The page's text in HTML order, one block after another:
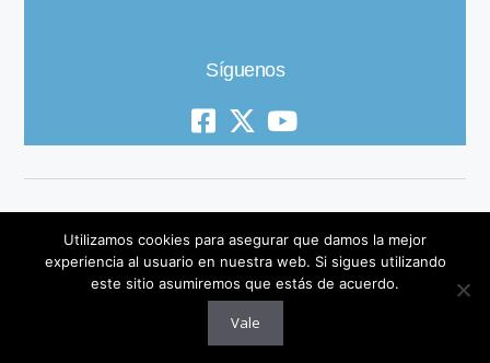
Síguenos
© 2019 All Rights Reserved
Utilizamos cookies para asegurar que damos la mejor
experiencia al usuario en nuestra web. Si sigues utilizando
este sitio asumiremos que estás de acuerdo.
Vale